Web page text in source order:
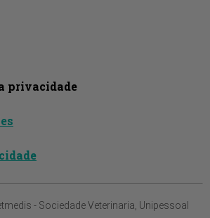
privacidade
- Sociedade Veterinaria, Unipessoal